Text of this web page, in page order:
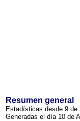
Resumen general
Estadísticas desde 9 de
Generadas el día 10 de